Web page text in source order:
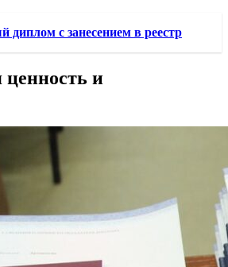
диплом с занесением в реестр
ценность и